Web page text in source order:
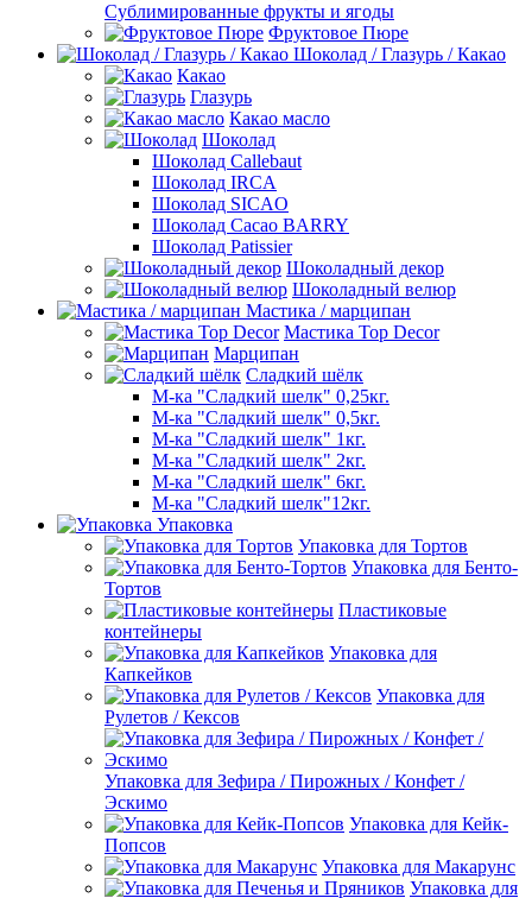
Сублимированные фрукты и ягоды
Фруктовое Пюре
Шоколад / Глазурь / Какао
Какао
Глазурь
Какао масло
Шоколад
Шоколад Callebaut
Шоколад IRCA
Шоколад SICAO
Шоколад Cacao BARRY
Шоколад Patissier
Шоколадный декор
Шоколадный велюр
Мастика / марципан
Мастика Top Decor
Марципан
Сладкий шёлк
М-ка "Сладкий шелк" 0,25кг.
М-ка "Сладкий шелк" 0,5кг.
М-ка "Сладкий шелк" 1кг.
М-ка "Сладкий шелк" 2кг.
М-ка "Сладкий шелк" 6кг.
М-ка "Сладкий шелк"12кг.
Упаковка
Упаковка для Тортов
Упаковка для Бенто-
Тортов
Пластиковые
контейнеры
Упаковка для
Капкейков
Упаковка для
Рулетов / Кексов
Упаковка для Зефира / Пирожных / Конфет /
Эскимо
Упаковка для Кейк-
Попсов
Упаковка для Макарунс
Упаковка для